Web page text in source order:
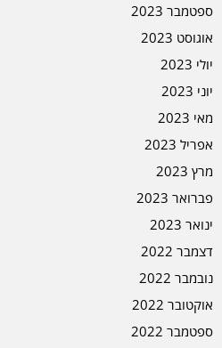
ספטמבר 2023
אוגוסט 2023
יולי 2023
יוני 2023
מאי 2023
אפריל 2023
מרץ 2023
פברואר 2023
ינואר 2023
דצמבר 2022
נובמבר 2022
אוקטובר 2022
ספטמבר 2022